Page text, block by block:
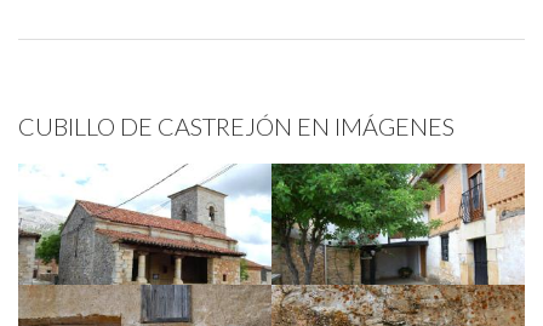
CUBILLO DE CASTREJÓN EN IMÁGENES